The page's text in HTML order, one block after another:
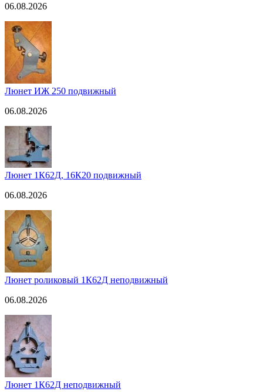
06.08.2026
Люнет ИЖ 250 подвижный
06.08.2026
Люнет 1К62Д, 16К20 подвижный
06.08.2026
Люнет роликовый 1К62Д неподвижный
06.08.2026
Люнет 1К62Д неподвижный